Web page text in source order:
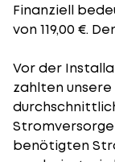
Finanziell
von 119,00 €.
Vor der
zahlten unsere
benötigten